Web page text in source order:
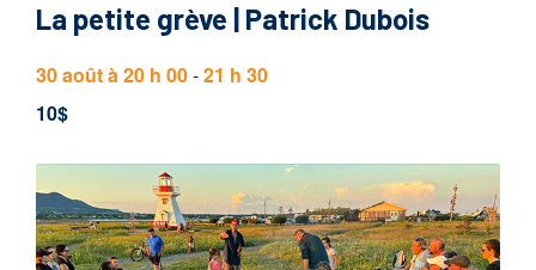
La petite grève | Patrick Dubois
30 août à 20 h 00-21 h 30
10$